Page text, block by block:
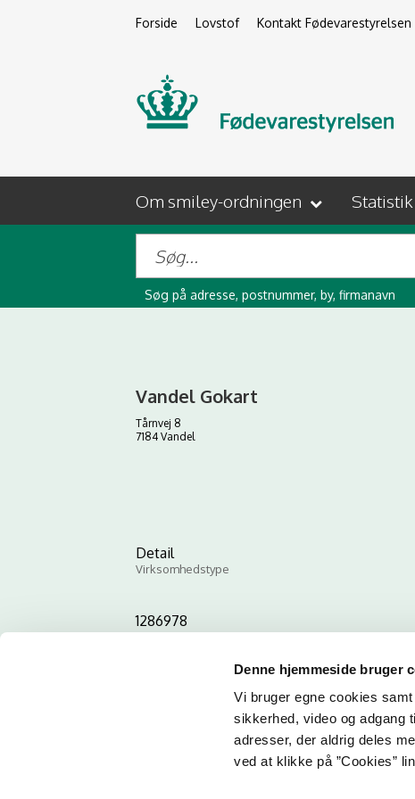
Denne hjemmeside bruger
Vi bruger egne cookies
sikkerhed, video og adgang
adresser, der aldrig deles
ved at klikke på ”Cookies”
Forside Lovstof Kontakt Fødevarestyrelsen
Om smiley-ordningen
Søg på adresse, postnummer, by, firmanavn
Vandel Gokart
Tårnvej 8
7184 Vandel
Detail
Virksomhedstype
1286978
ID-nummer